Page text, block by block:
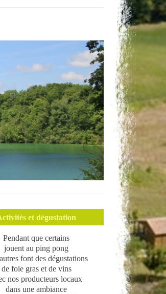
et dégustation
Pendant que certains
jouent au ping pong
font des dégustations
de foie gras et de vins
nos producteurs locaux
dans une ambiance